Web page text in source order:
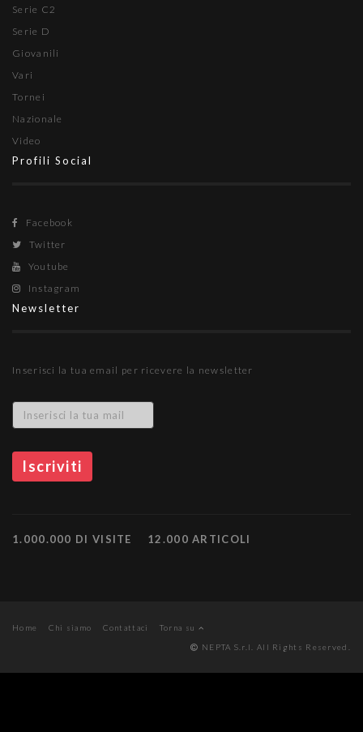
Serie C2
Serie D
Giovanili
Vari
Tornei
Nazionale
Video
Profili Social
Facebook
Twitter
Youtube
Instagram
Newsletter
Inserisci la tua email per ricevere la newsletter
1.000.000 DI VISITE 12.000 ARTICOLI
Home Chi siamo Contattaci
Torna su
NEPTA S.r.l. All Rights Reserved.